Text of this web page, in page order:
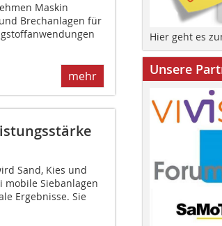
Maskin
Brechanlagen für
mehr
Sand, Kies und
Siebanlagen
Ergebnisse. Sie
Hier geht es
Unsere